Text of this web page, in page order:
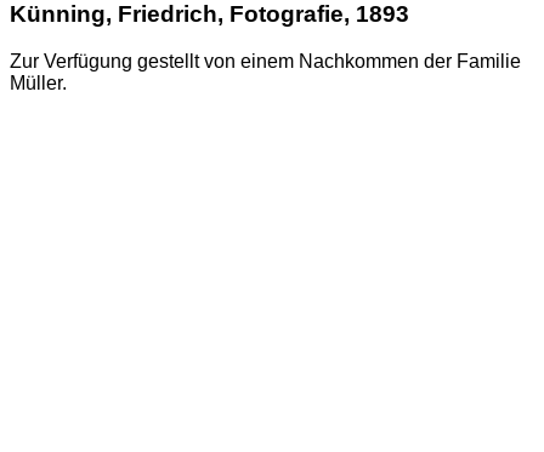
Künning, Friedrich, Fotografie, 1893
Zur Verfügung gestellt von einem Nachkommen der Familie
Müller.